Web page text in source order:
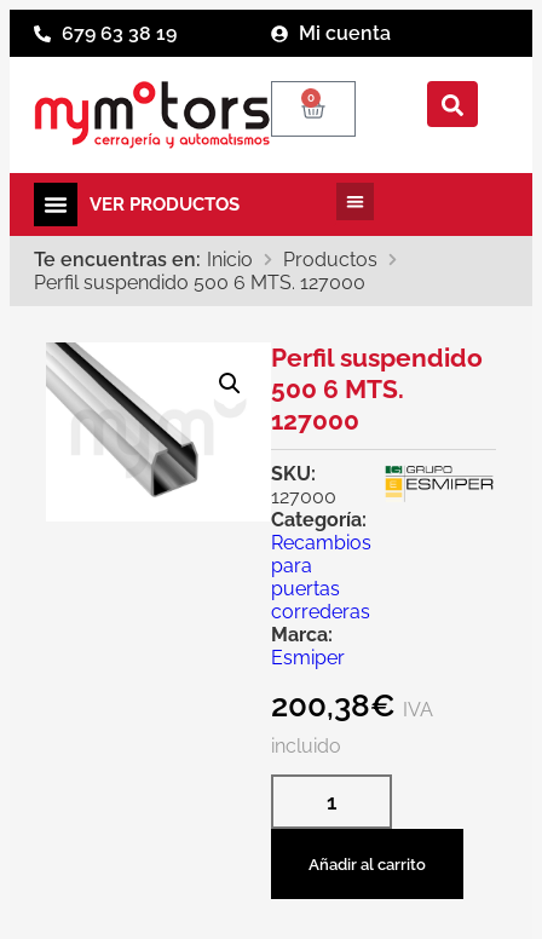
679 63 38 19 Mi cuenta
0
Te encuentras en: Inicio
Productos
Perfil suspendido 500 6 MTS. 127000
Perfil suspendido
500 6 MTS.
127000
SKU:
127000
Categoría:
Recambios
para
puertas
correderas
Marca:
Esmiper
200,38€ IVA
incluido
Añadir al carrito